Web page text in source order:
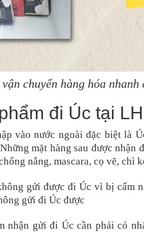
chuyển hàng hóa nhanh
đi Úc tại
vào nước ngoài đặc biệt là
mặt hàng sau được nhận
nắng, mascara, cọ vẽ, chì
gửi được đi Úc vì bị cấm
gửi đi Úc được
nhận gửi đi Úc cần phải có